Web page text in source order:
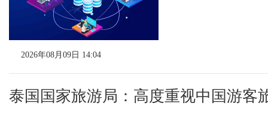
2026年08月09日 14:04
泰国国家旅游局：高度重视中国游客